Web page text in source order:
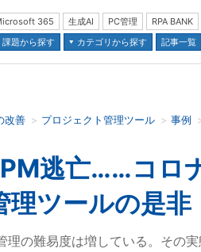
365 生成AI PC管理
RPA BANK
課題から探す
カテゴリから探す 記事一覧
改善 プロジェクト管理ツール 事例
逃亡……コロ
理ツールの是非
の難易度は増している。その